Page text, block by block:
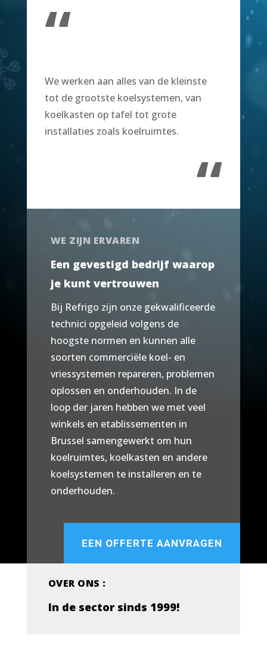
“
We werken aan alles van de kleinste
tot de grootste koelsystemen, van
koelkasten op tafel tot grote
installaties zoals koelruimtes.
“
WE ZIJN ERVAREN
Een gevestigd bedrijf waarop
je kunt vertrouwen
Bij Refrigo zijn onze gekwalificeerde
technici opgeleid volgens de
hoogste normen en kunnen alle
soorten commerciële koel- en
vriessystemen repareren, problemen
oplossen en onderhouden. In de
loop der jaren hebben we met veel
winkels en etablissementen in
Brussel samengewerkt om hun
koelruimtes, koelkasten en andere
koelsystemen te installeren en te
onderhouden.
EEN OFFERTE AANVRAGEN
OVER ONS :
In de sector sinds 1999!